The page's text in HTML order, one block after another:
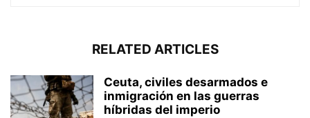
RELATED ARTICLES
Ceuta, civiles desarmados e
inmigración en las guerras
híbridas del imperio